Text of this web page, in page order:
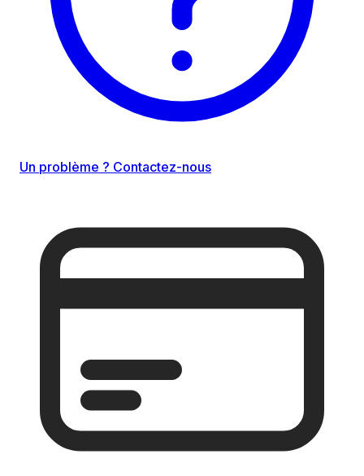
Un problème ? Contactez-nous